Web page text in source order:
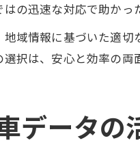
はの迅速な対応で助かっ
地域情報に基づいた適
選択は、安心と効率の両
データの